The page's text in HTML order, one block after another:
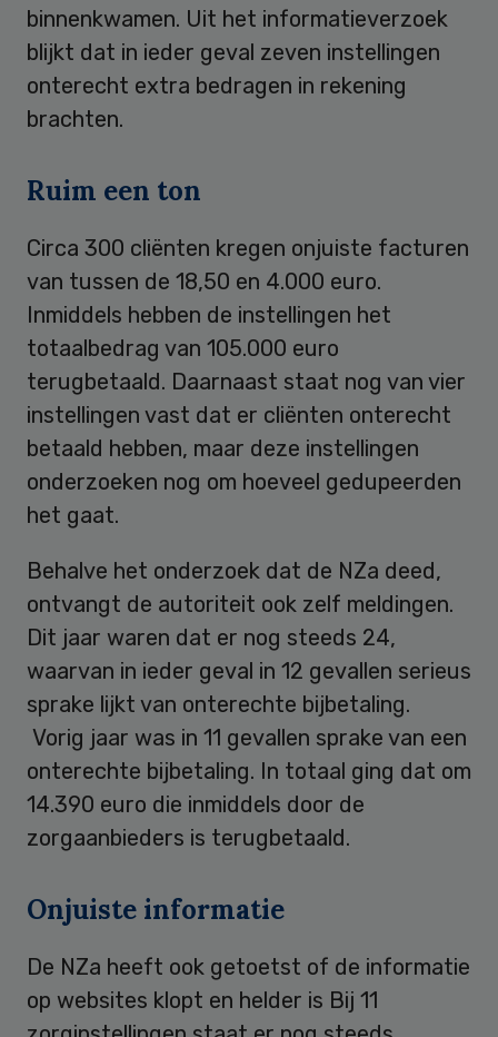
binnenkwamen. Uit het informatieverzoek
blijkt dat in ieder geval zeven instellingen
onterecht extra bedragen in rekening
brachten.
Ruim een ton
Circa 300 cliënten kregen onjuiste facturen
van tussen de 18,50 en 4.000 euro.
Inmiddels hebben de instellingen het
totaalbedrag van 105.000 euro
terugbetaald. Daarnaast staat nog van vier
instellingen vast dat er cliënten onterecht
betaald hebben, maar deze instellingen
onderzoeken nog om hoeveel gedupeerden
het gaat.
Behalve het onderzoek dat de NZa deed,
ontvangt de autoriteit ook zelf meldingen.
Dit jaar waren dat er nog steeds 24,
waarvan in ieder geval in 12 gevallen serieus
sprake lijkt van onterechte bijbetaling.
Vorig jaar was in 11 gevallen sprake van een
onterechte bijbetaling. In totaal ging dat om
14.390 euro die inmiddels door de
zorgaanbieders is terugbetaald.
Onjuiste informatie
De NZa heeft ook getoetst of de informatie
op websites klopt en helder is Bij 11